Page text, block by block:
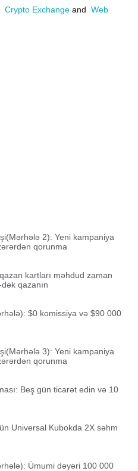
Crypto Exchange and Web
2): Yeni kampaniya
qorunma
kartları məhdud zaman
qazanın
$0 komissiya və $90 000
3): Yeni kampaniya
qorunma
Beş gün ticarət edin və 10
Universal Kubokda 2X səhm
Ümumi dəyəri 100 000